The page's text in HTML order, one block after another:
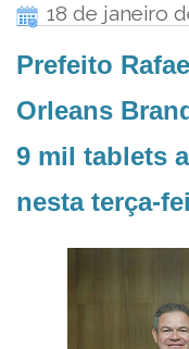
18 de janeiro
Prefeito
Orleans
9 mil tablets
nesta terça-